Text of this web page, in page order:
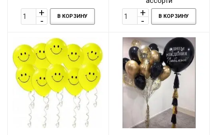
В КОРЗИНУ В КОРЗИНУ